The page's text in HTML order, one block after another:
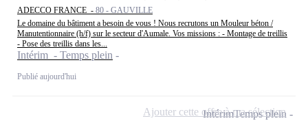
ADECCO FRANCE - 80 - GAUVILLE
Le domaine du bâtiment a besoin de vous ! Nous recrutons un Mouleur béton /
Manutentionnaire (h/f) sur le secteur d'Aumale. Vos missions : - Montage de treillis
- Pose des treillis dans les...
Intérim - Temps plein
Publié aujourd'hui
IntérimTemps plein
Ajouter cette offre à ma sélection